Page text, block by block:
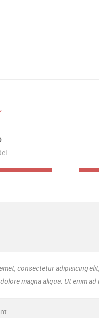
elit, sed do eiusmod tempor
ad minim veniam, quis nostrud.